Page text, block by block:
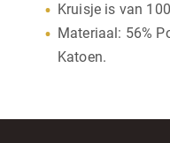
Kruisje is van
Materiaal: 56%
Katoen.